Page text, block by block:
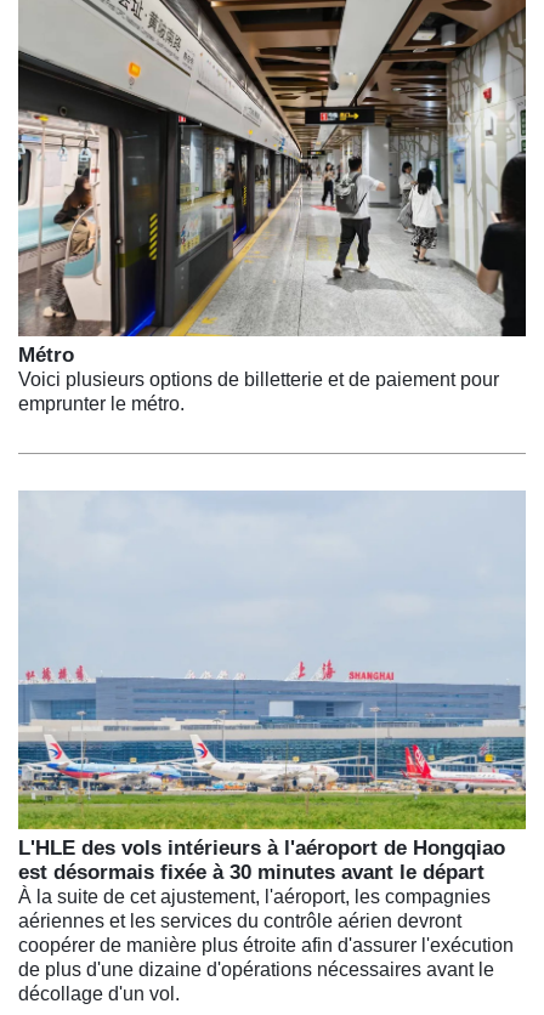
Métro
Voici plusieurs options de billetterie et de paiement pour
emprunter le métro.
L'HLE des vols intérieurs à l'aéroport de Hongqiao
est désormais fixée à 30 minutes avant le départ
À la suite de cet ajustement, l'aéroport, les compagnies
aériennes et les services du contrôle aérien devront
coopérer de manière plus étroite afin d'assurer l'exécution
de plus d'une dizaine d'opérations nécessaires avant le
décollage d'un vol.